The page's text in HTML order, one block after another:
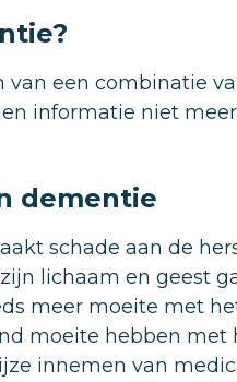
van een combinatie
informatie niet
dementie
schade aan de
lichaam en geest
meer moeite met
moeite hebben met
innemen van